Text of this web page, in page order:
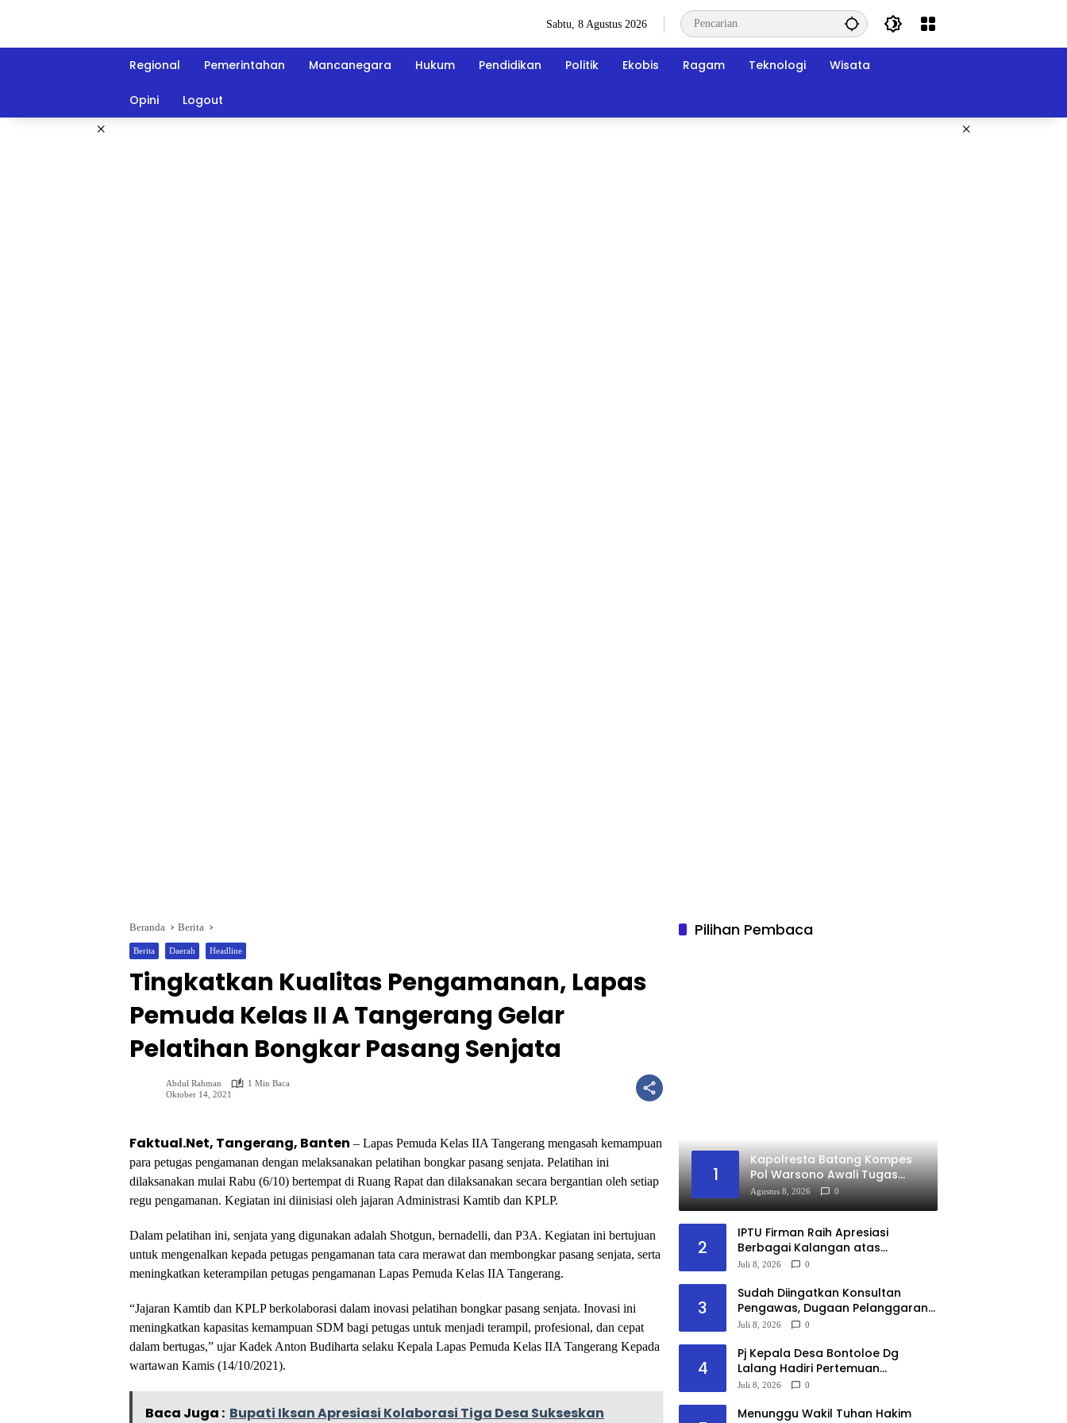
Sabtu, 8 Agustus 2026
Regional Pemerintahan Mancanegara Hukum Pendidikan Politik Ekobis Ragam Teknologi Wisata
Opini Logout
× ×
Beranda Berita
Berita Daerah Headline
Tingkatkan Kualitas Pengamanan, Lapas
Pemuda Kelas II A Tangerang Gelar
Pelatihan Bongkar Pasang Senjata
Abdul Rahman
1 Min Baca
Oktober 14, 2021
Faktual.Net, Tangerang, Banten – Lapas Pemuda Kelas IIA Tangerang mengasah kemampuan
para petugas pengamanan dengan melaksanakan pelatihan bongkar pasang senjata. Pelatihan ini
dilaksanakan mulai Rabu (6/10) bertempat di Ruang Rapat dan dilaksanakan secara bergantian oleh setiap
regu pengamanan. Kegiatan ini diinisiasi oleh jajaran Administrasi Kamtib dan KPLP.
Dalam pelatihan ini, senjata yang digunakan adalah Shotgun, bernadelli, dan P3A. Kegiatan ini bertujuan
untuk mengenalkan kepada petugas pengamanan tata cara merawat dan membongkar pasang senjata, serta
meningkatkan keterampilan petugas pengamanan Lapas Pemuda Kelas IIA Tangerang.
“Jajaran Kamtib dan KPLP berkolaborasi dalam inovasi pelatihan bongkar pasang senjata. Inovasi ini
meningkatkan kapasitas kemampuan SDM bagi petugas untuk menjadi terampil, profesional, dan cepat
dalam bertugas,” ujar Kadek Anton Budiharta selaku Kepala Lapas Pemuda Kelas IIA Tangerang Kepada
wartawan Kamis (14/10/2021).
Baca Juga : Bupati Iksan Apresiasi Kolaborasi Tiga Desa Sukseskan
Pilihan Pembaca
1
Kapolresta Batang Kompes
Pol Warsono Awali Tugas
dengan Silaturahmi ke
Pemkab dan Kejari
Agustus 8, 2026 0
2
IPTU Firman Raih Apresiasi
Berbagai Kalangan atas
Kepemimpinan Humanis di Polres
Juli 8, 2026 0
3
Sudah Diingatkan Konsultan
Pengawas, Dugaan Pelanggaran
K3 pada Proyek Trotoar
Juli 8, 2026 0
4
Pj Kepala Desa Bontoloe Dg
Lalang Hadiri Pertemuan
Kelompok Penerima Manfaat PKH
Juli 8, 2026 0
Menunggu Wakil Tuhan Hakim